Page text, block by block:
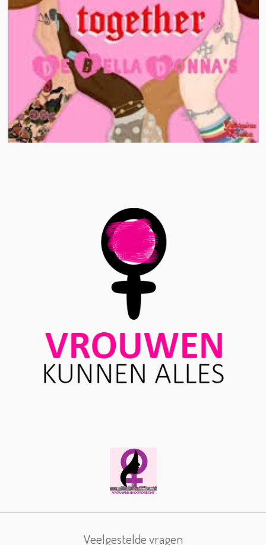
Veelgestelde vragen